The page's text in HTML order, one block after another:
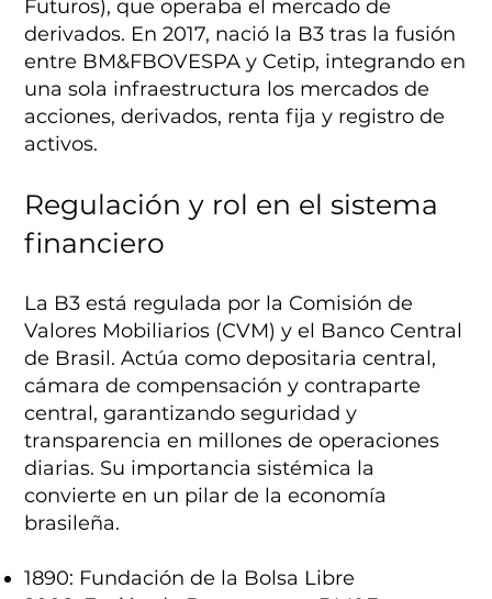
Futuros), que operaba el mercado de
derivados. En 2017, nació la B3 tras la fusión
entre BM&FBOVESPA y Cetip, integrando en
una sola infraestructura los mercados de
acciones, derivados, renta fija y registro de
activos.
Regulación y rol en el sistema
financiero
La B3 está regulada por la Comisión de
Valores Mobiliarios (CVM) y el Banco Central
de Brasil. Actúa como depositaria central,
cámara de compensación y contraparte
central, garantizando seguridad y
transparencia en millones de operaciones
diarias. Su importancia sistémica la
convierte en un pilar de la economía
brasileña.
1890: Fundación de la Bolsa Libre